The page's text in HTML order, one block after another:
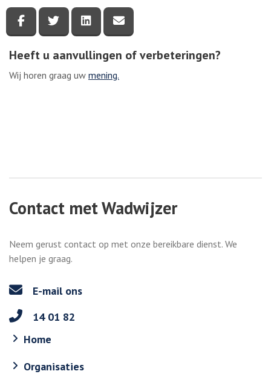
Deel deze pagina via Facebook
Deel deze pagina via Twitter
Deel deze pagina via LinkedIn
Heeft u aanvullingen of verbeteringen?
Wij horen graag uw mening.
Contact met Wadwijzer
Neem gerust contact op met onze bereikbare dienst. We
helpen je graag.
E-mail ons
14 01 82
Home
Organisaties